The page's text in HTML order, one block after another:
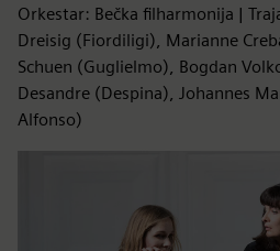
Orkestar: Bečka filharmonija |
Dreisig (Fiordiligi), Marianne
Schuen (Guglielmo), Bogdan
Desandre (Despina), Johannes
Alfonso)